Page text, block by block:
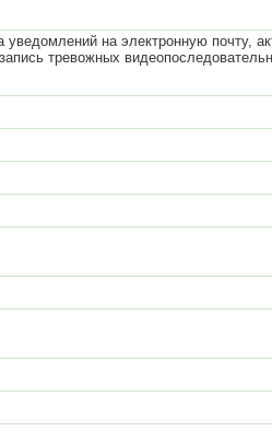
уведомлений на электронную почту,
тревожных